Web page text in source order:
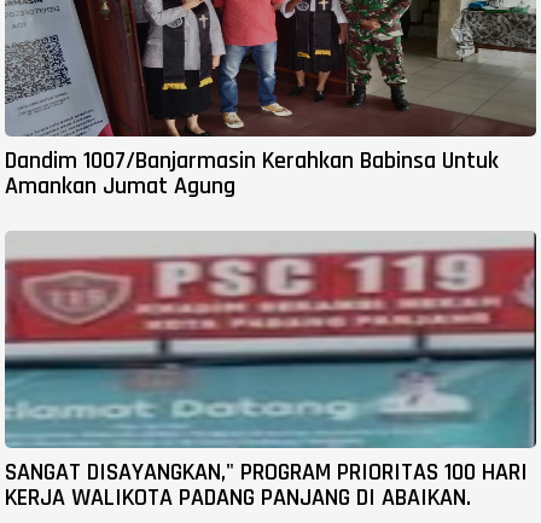
Dandim 1007/Banjarmasin Kerahkan Babinsa Untuk
Amankan Jumat Agung
SANGAT DISAYANGKAN," PROGRAM PRIORITAS 100 HARI
KERJA WALIKOTA PADANG PANJANG DI ABAIKAN.